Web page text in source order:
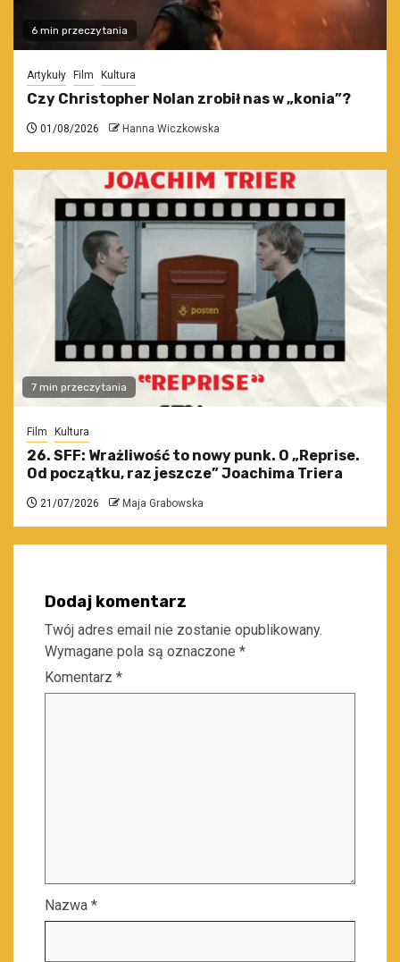
6 min przeczytania
Artykuły Film Kultura
Czy Christopher Nolan zrobił nas w „konia”?
01/08/2026 Hanna Wiczkowska
7 min przeczytania
Film Kultura
26. SFF: Wrażliwość to nowy punk. O „Reprise.
Od początku, raz jeszcze” Joachima Triera
21/07/2026 Maja Grabowska
Dodaj komentarz
Twój adres email nie zostanie opublikowany.
Wymagane pola są oznaczone *
Komentarz *
Nazwa *